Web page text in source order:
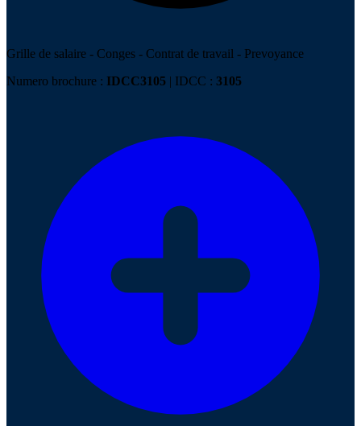
Grille de salaire - Conges - Contrat de travail - Prevoyance
Numero brochure : IDCC3105 | IDCC : 3105